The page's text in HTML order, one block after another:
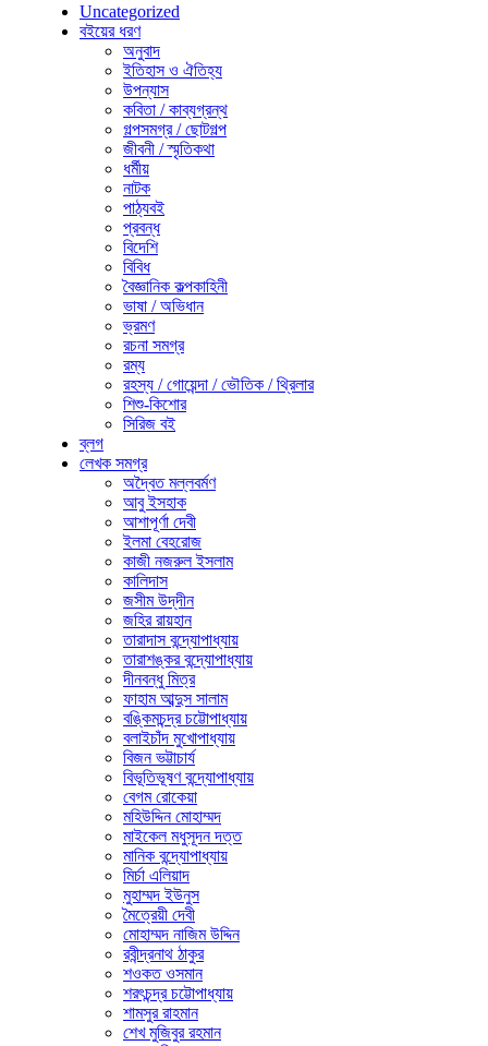
Uncategorized
বইয়ের ধরণ
অনুবাদ
ইতিহাস ও ঐতিহ্য
উপন্যাস
কবিতা / কাব্যগ্রন্থ
গল্পসমগ্র / ছোটগল্প
জীবনী / স্মৃতিকথা
ধর্মীয়
নাটক
পাঠ্যবই
প্রবন্ধ
বিদেশি
বিবিধ
বৈজ্ঞানিক কল্পকাহিনী
ভাষা / অভিধান
ভ্রমণ
রচনা সমগ্র
রম্য
রহস্য / গোয়েন্দা / ভৌতিক / থ্রিলার
শিশু-কিশোর
সিরিজ বই
ব্লগ
লেখক সমগ্র
অদ্বৈত মল্লবর্মণ
আবু ইসহাক
আশাপূর্ণা দেবী
ইলমা বেহরোজ
কাজী নজরুল ইসলাম
কালিদাস
জসীম উদ্‌দীন
জহির রায়হান
তারাদাস বন্দ্যোপাধ্যায়
তারাশঙ্কর বন্দ্যোপাধ্যায়
দীনবন্ধু মিত্র
ফাহাম আব্দুস সালাম
বঙ্কিমচন্দ্র চট্টোপাধ্যায়
বলাইচাঁদ মুখোপাধ্যায়
বিজন ভট্টাচার্য
বিভূতিভূষণ বন্দ্যোপাধ্যায়
বেগম রোকেয়া
মহিউদ্দিন মোহাম্মদ
মাইকেল মধুসূদন দত্ত
মানিক বন্দ্যোপাধ্যায়
মির্চা এলিয়াদ
মুহাম্মদ ইউনুস
মৈত্রেয়ী দেবী
মোহাম্মদ নাজিম উদ্দিন
রবীন্দ্রনাথ ঠাকুর
শওকত ওসমান
শরৎচন্দ্র চট্টোপাধ্যায়
শামসুর রাহমান
শেখ মুজিবুর রহমান